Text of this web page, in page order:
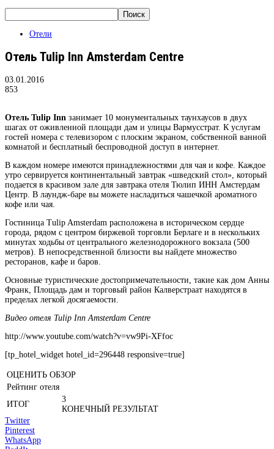
Отели
Отель Tulip Inn Amsterdam Centre
03.01.2016
853
Отель Tulip Inn занимает 10 монументальных таунхаусов в двух
шагах от оживленной площади дам и улицы Вармусстрат. К услугам
гостей номера с телевизором с плоским экраном, собственной ванной
комнатой и бесплатный беспроводной доступ в интернет.
В каждом номере имеются принадлежностями для чая и кофе. Каждое
утро сервируется континентальный завтрак «шведский стол», который
подается в красивом зале для завтрака отеля Тюлип ИНН Амстердам
Центр. В лаундж-баре вы можете насладиться чашечкой ароматного
кофе или чая.
Гостиница Tulip Amsterdam расположена в историческом сердце
города, рядом с центром биржевой торговли Берлаге и в нескольких
минутах ходьбы от центрального железнодорожного вокзала (500
метров). В непосредственной близости вы найдете множество
ресторанов, кафе и баров.
Основные туристические достопримечательности, такие как дом Анны
Франк, Площадь дам и торговый район Калверстраат находятся в
пределах легкой досягаемости.
Видео отеля Tulip Inn Amsterdam Centre
http://www.youtube.com/watch?v=vw9Pi-XFfoc
[tp_hotel_widget hotel_id=296448 responsive=true]
ОЦЕНИТЬ ОБЗОР
Рейтинг отеля
ИТОГ
3
КОНЕЧНЫЙ РЕЗУЛЬТАТ
Twitter
Pinterest
WhatsApp